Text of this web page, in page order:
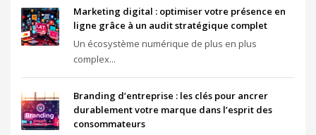
Marketing digital : optimiser votre présence en
ligne grâce à un audit stratégique complet
Un écosystème numérique de plus en plus
complex...
Branding d’entreprise : les clés pour ancrer
durablement votre marque dans l’esprit des
consommateurs